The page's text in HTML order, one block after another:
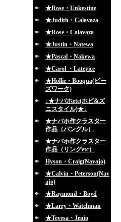
★Rose・Unkestine
★Judith・Calavaza
★Rose・Calavaza
★Justin・Natewa
★Pascal・Nakewa
★Carol ・Lateyice
★Hollie・Booqua(ビー
ズワーク)
↓★ナバホetc(ホピ&ズ
ニスタイル)★↓
★ナバホ作クラスター
作品（バングル）
★ナバホ作クラスター
作品（リングetc）
Hyson・Craig(Navajo)
★Calvin・Peterson(Nav
ajo)
★Raymond・Boyd
★Larry・Watchman
★Tevesa・Jenio